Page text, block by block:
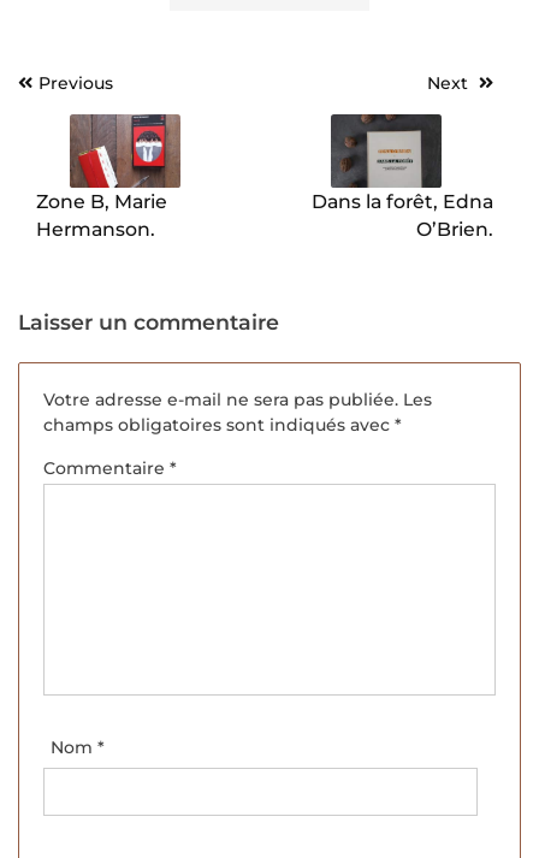
Navigation
l’article
Previous
Zone B, Marie
Hermanson.
Next
Dans la forêt, Edna
O’Brien.
Laisser un commentaire
Votre adresse e-mail ne sera pas publiée. Les
champs obligatoires sont indiqués avec *
Commentaire *
Nom *